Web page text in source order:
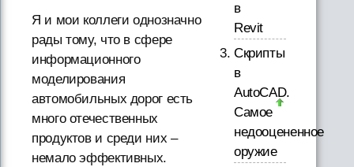
Я и мои коллеги однозначно
рады тому, что в сфере
информационного
моделирования
автомобильных дорог есть
много отечественных
продуктов и среди них –
немало эффективных.
в
Revit
Скрипты
в
AutoCAD.
Самое
недооцененное
оружие